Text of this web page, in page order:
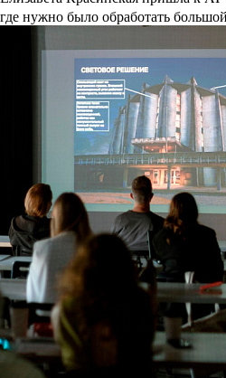
где нужно было обработать